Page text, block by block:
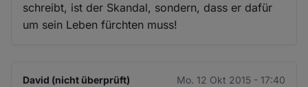
schreibt, ist der Skandal, sondern, dass er dafür
um sein Leben fürchten muss!
David (nicht überprüft) Mo. 12 Okt 2015 - 17:40